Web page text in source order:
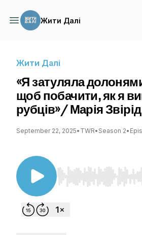
Жити Далі
Жити Далі
«Я затуляла
щоб побачити, як я
рубців»/ Марія Звірід
September 22, 2025• TWR• Season 2•
Use Left/Right to